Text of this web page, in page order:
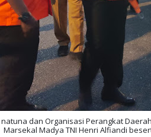
dan Organisasi Perangkat
Marsekal Madya TNI Henri Alfiandi